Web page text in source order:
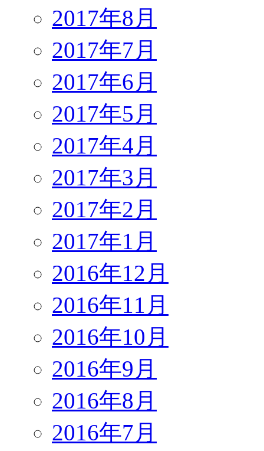
2017年8月
2017年7月
2017年6月
2017年5月
2017年4月
2017年3月
2017年2月
2017年1月
2016年12月
2016年11月
2016年10月
2016年9月
2016年8月
2016年7月